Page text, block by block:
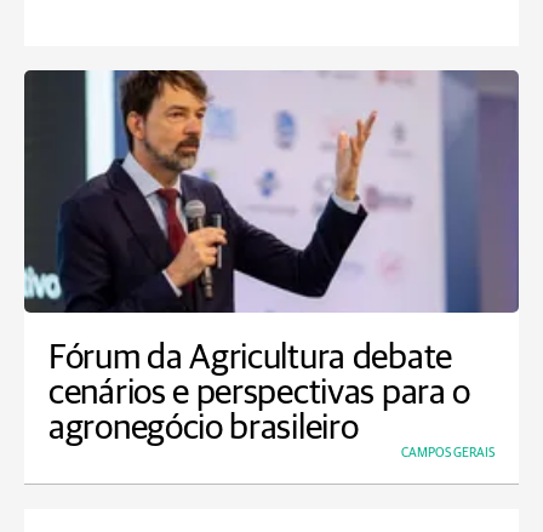
Fórum da Agricultura debate
cenários e perspectivas para o
agronegócio brasileiro
CAMPOS GERAIS